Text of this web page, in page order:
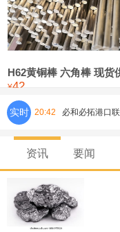
铸造铝合金锭(ZLD104)
压铸锌合金锭
氯化镍
H62黄铜棒 六角棒 现货
¥42
实时 20:42 必和必拓港口
通知，将于8
8月7日，宇树
研发费用金额
资讯 要闻